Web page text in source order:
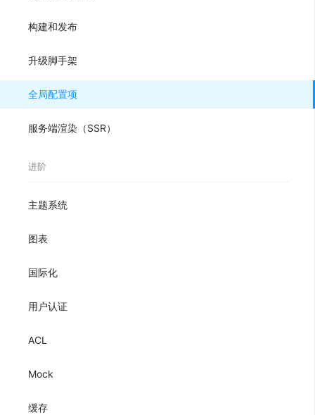
构建和发布
升级脚手架
全局配置项
服务端渲染（SSR）
进阶
主题系统
图表
国际化
用户认证
ACL
Mock
缓存